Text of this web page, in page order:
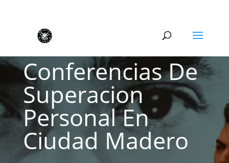
Conferencias De
Superacion
Personal En
Ciudad Madero